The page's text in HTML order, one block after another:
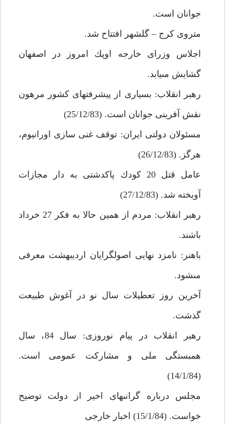
جوانان است.
متروى كرج – گلشهر افتتاح شد.
اجلاس وزراى خارجه اوپك امروز در اصفهان
گشايش مى‏يابد.
رهبر انقلاب: بسيارى از پيشرفت‏هاى كشور مرهون
نقش آفرينى جوانان است. (25/12/83)
مسئولان دولتى ايران: توقف غنى سازى اورانيوم،
هرگز. (26/12/83)
عامل قتل 20 كودك پاكدشتى به دار مجازات
آويخته شد. (27/12/83)
رهبر انقلاب: مردم از همين حالا به فكر 27 خرداد
باشند.
باهنر: نامزد نهايى اصولگرايان ارديبهشت معرفى
مى‏شود.
آخرين روز تعطيلات سال نو در آغوش طبيعت
گذشت.
رهبر انقلاب در پيام نوروزى: سال 84، سال
همبستگى ملى و مشاركت عمومى است.
(14/1/84)
مجلس درباره گرانى‏هاى اخير از دولت توضيح
خواست. (15/1/84) اخبار خارجى‏